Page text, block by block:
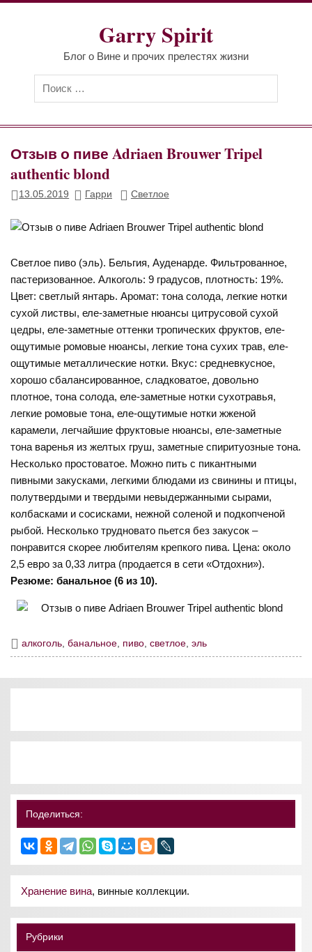
Перейти
Garry Spirit
Блог о Вине и прочих прелестях жизни
Отзыв о пиве Adriaen Brouwer Tripel
authentic blond
13.05.2019 Гарри Светлое
Светлое пиво (эль). Бельгия, Ауденарде. Фильтрованное,
пастеризованное. Алкоголь: 9 градусов, плотность: 19%.
Цвет: светлый янтарь. Аромат: тона солода, легкие нотки
сухой листвы, еле-заметные нюансы цитрусовой сухой
цедры, еле-заметные оттенки тропических фруктов, еле-
ощутимые ромовые нюансы, легкие тона сухих трав, еле-
ощутимые металлические нотки. Вкус: средневкусное,
хорошо сбалансированное, сладковатое, довольно
плотное, тона солода, еле-заметные нотки сухотравья,
легкие ромовые тона, еле-ощутимые нотки жженой
карамели, легчайшие фруктовые нюансы, еле-заметные
тона варенья из желтых груш, заметные спиритуозные тона.
Несколько простоватое. Можно пить с пикантными
пивными закусками, легкими блюдами из свинины и птицы,
полутвердыми и твердыми невыдержанными сырами,
колбасками и сосисками, нежной соленой и подкопченой
рыбой. Несколько трудновато пьется без закусок –
понравится скорее любителям крепкого пива. Цена: около
2,5 евро за 0,33 литра (продается в сети «Отдохни»).
Резюме: банальное (6 из 10).
алкоголь ,банальное пиво ,светлое ,эль
Поделиться:
Хранение вина, винные коллекции.
Рубрики